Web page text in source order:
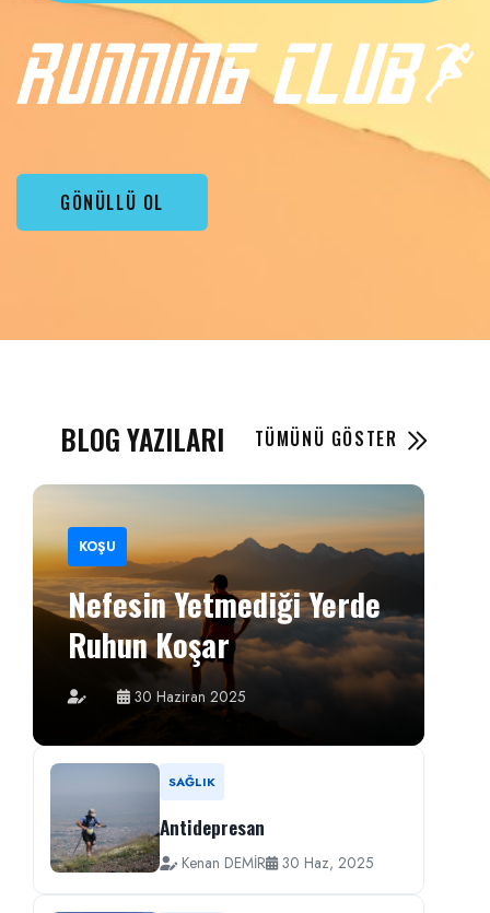
GÖNÜLLÜ OL
BLOG YAZILARI TÜMÜNÜ GÖSTER
KOŞU
Nefesin Yetmediği Yerde
Ruhun Koşar
30 Haziran 2025
SAĞLIK
Antidepresan
Kenan DEMİR 30 Haz, 2025